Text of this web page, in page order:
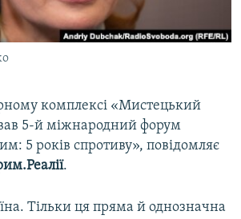
КРИМУ
комплексі «Мистецький
5-й міжнародний форум
5 років спротиву», повідомляє
.
Тільки ця пряма й однозначна